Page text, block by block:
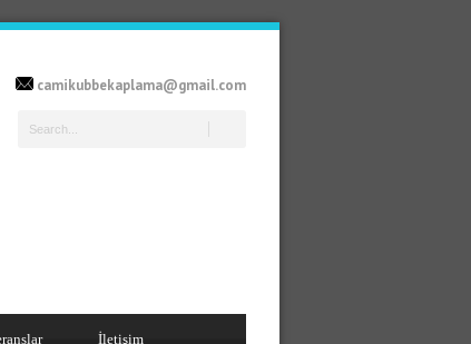
camikubbekaplama@gmail.com
İletişim